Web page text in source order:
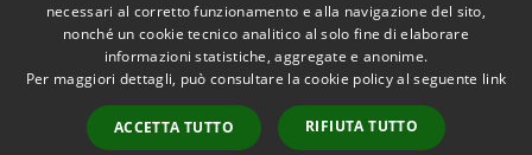
Accessibilità
Copyright © 2026 • Comune di
Cologne • Powered by
Municipium•
Accesso
necessari al corretto funzionamento e alla navigazione del sito,
nonché un cookie tecnico analitico al solo fine di elaborare
informazioni statistiche, aggregate e anonime.
Per maggiori dettagli, può consultare la cookie policy al seguente link
ACCETTA TUTTO RIFIUTA TUTTO